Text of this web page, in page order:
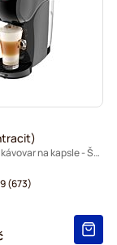
Automatický kávovar na kapsle - Šedý
(673)